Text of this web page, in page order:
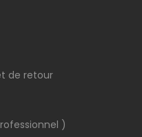
de retour
)